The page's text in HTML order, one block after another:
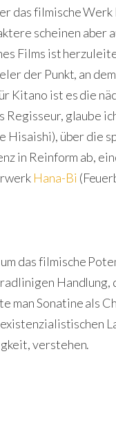
das filmische
scheinen aber
Films ist
der Punkt, an
Kitano ist es die
glaube
über die
in Reinform ab,
Hana-Bi
das filmische
man Sonatine als
verstehen.